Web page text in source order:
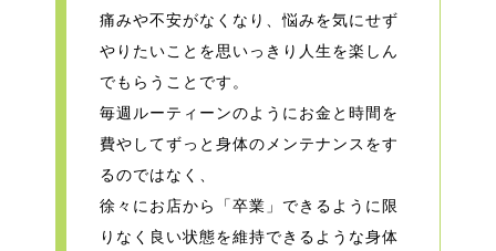
痛みや不安がなくなり、悩みを気にせず
やりたいことを思いっきり人生を楽しん
でもらうことです。
毎週ルーティーンのようにお金と時間を
費やしてずっと身体のメンテナンスをす
るのではなく、
徐々にお店から「卒業」できるように限
りなく良い状態を維持できるような身体